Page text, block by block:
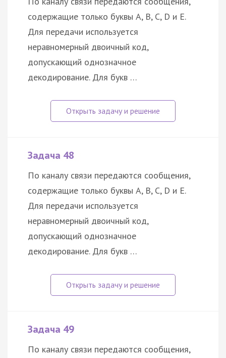
содержащие только буквы A, B, C, D и E.
Для передачи используется
неравномерный двоичный код,
допускающий однозначное
декодирование. Для букв …
Задача 48
По каналу связи передаются сообщения,
содержащие только буквы A, B, C, D и E.
Для передачи используется
неравномерный двоичный код,
допускающий однозначное
декодирование. Для букв …
Задача 49
По каналу связи передаются сообщения,